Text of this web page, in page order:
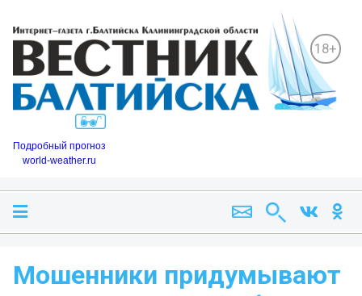
18+
Подробный прогноз
world-weather.ru
Мошенники придумывают